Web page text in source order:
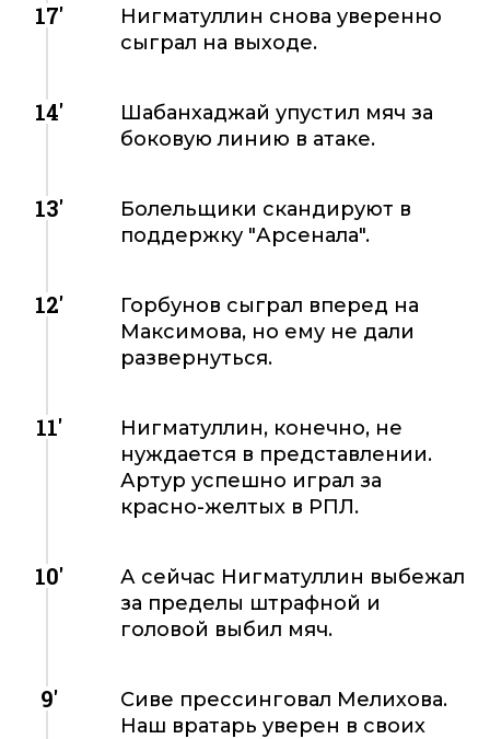
17'
Нигматуллин снова уверенно
сыграл на выходе.
14'
Шабанхаджай упустил мяч за
боковую линию в атаке.
13'
Болельщики скандируют в
поддержку "Арсенала".
12'
Горбунов сыграл вперед на
Максимова, но ему не дали
развернуться.
11'
Нигматуллин, конечно, не
нуждается в представлении.
Артур успешно играл за
красно-желтых в РПЛ.
10'
А сейчас Нигматуллин выбежал
за пределы штрафной и
головой выбил мяч.
9'
Сиве прессинговал Мелихова.
Наш вратарь уверен в своих